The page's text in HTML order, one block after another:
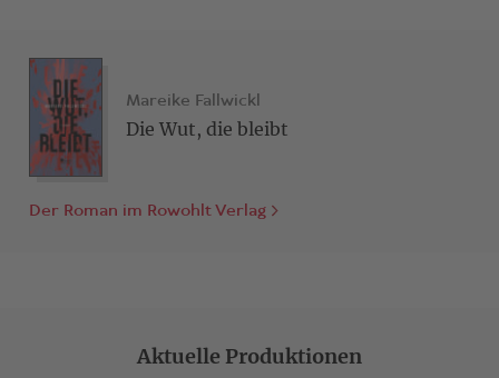
Mareike Fallwickl
Die Wut, die bleibt
Der Roman im Rowohlt Verlag
Aktuelle Produktionen